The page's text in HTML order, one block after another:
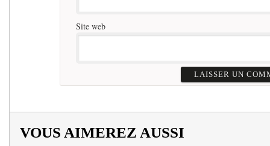
Site web
VOUS AIMEREZ AUSSI